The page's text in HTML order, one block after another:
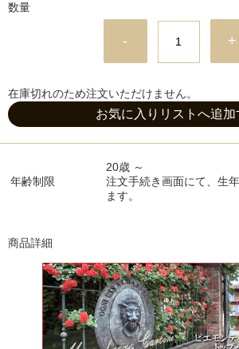
数量
- +
在庫切れのため注文いただけません。
お気に入りリストへ追加
年齢制限
20歳 ～
注文手続き画面にて、生
ます。
商品詳細